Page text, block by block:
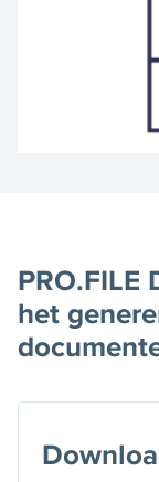
PRO.FILE
het